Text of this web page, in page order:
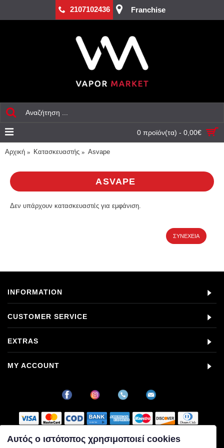
2107102436 Franchise
0 προϊόν(τα) - 0,00€
Αρχική Κατασκευαστής Asvape
ASVAPE
Δεν υπάρχουν κατασκευαστές για εμφάνιση.
ΣΥΝΈΧΕΙΑ
INFORMATION
CUSTOMER SERVICE
EXTRAS
MY ACCOUNT
Στοιχεία εταιρείας
Αυτός ο ιστότοπος χρησιμοποιεί cookies